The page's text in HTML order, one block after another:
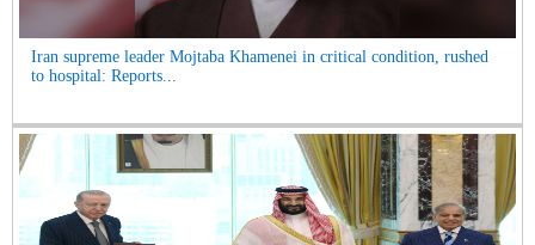
Iran supreme leader Mojtaba Khamenei in critical condition, rushed
to hospital: Reports...